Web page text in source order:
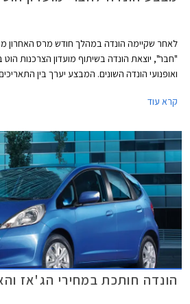
לאחר שקיימה הונדה במהלך חודש מרס האחרון
"חבר", יוצאת הונדה בשיתוף מועדון הצרכנות
ואבזור מתנה בהתאם לדגם. כמו כן, מוצעים
מקומית) ומימון בריבית פריים מינוס 0.5%.
קרא עוד
הונדה חותכת במחירי הג'אז